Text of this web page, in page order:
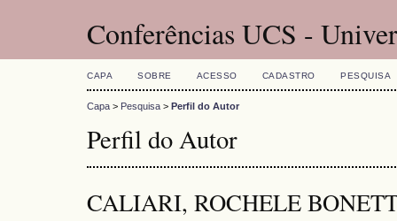
Conferências UCS -
CAPA SOBRE ACESSO CADASTRO PESQUISA
Capa > Pesquisa > Perfil do Autor
Perfil do Autor
CALIARI, ROCHELE